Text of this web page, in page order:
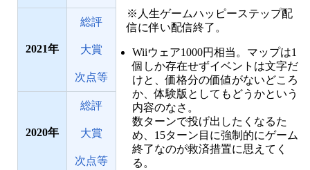
2021
総評
大賞
次点等
2020
総評
大賞
次点等
※人生ゲームハッピーステップ配
信に伴い配信終了。
Wiiウェア1000円相当。マップは1
個しか存在せずイベントは文字だ
けと、価格分の価値がないどころ
か、体験版としてもどうかという
内容のなさ。
数ターンで投げ出したくなるた
め、15ターン目に強制的にゲーム
終了なのが救済措置に思えてく
る。